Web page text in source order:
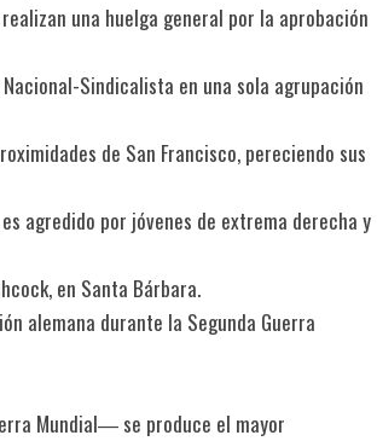
una huelga general por la aprobación
Sindicalista en una sola agrupación
de San Francisco, pereciendo sus
agredido por jóvenes de extrema derecha y
en Santa Bárbara.
alemana durante la Segunda Guerra
Mundial― se produce el mayor